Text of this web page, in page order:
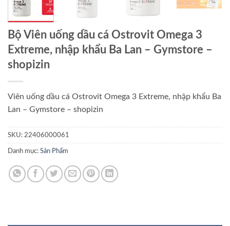
Bộ Viên uống dầu cá Ostrovit Omega 3
Extreme, nhập khẩu Ba Lan – Gymstore –
shopizin
Viên uống dầu cá Ostrovit Omega 3 Extreme, nhập khẩu Ba
Lan – Gymstore – shopizin
SKU: 22406000061
Danh mục: Sản Phẩm